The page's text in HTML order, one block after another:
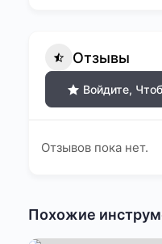
Отзывы
Войдите,
Отзывов пока нет.
Похожие